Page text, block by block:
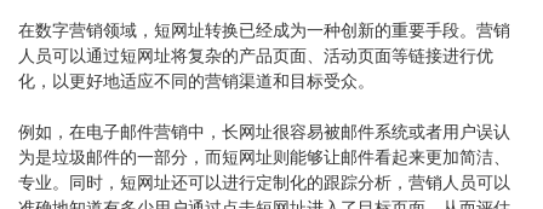
在数字营销领域，短网址转换已经成为一种创新的重要手段。营销
人员可以通过短网址将复杂的产品页面、活动页面等链接进行优
化，以更好地适应不同的营销渠道和目标受众。
例如，在电子邮件营销中，长网址很容易被邮件系统或者用户误认
为是垃圾邮件的一部分，而短网址则能够让邮件看起来更加简洁、
专业。同时，短网址还可以进行定制化的跟踪分析，营销人员可以